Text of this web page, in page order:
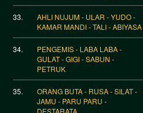
33.
AHLI NUJUM - ULAR - YUDO -
KAMAR MANDI - TALI - ABIYASA
34.
PENGEMIS - LABA LABA -
GULAT - GIGI - SABUN -
PETRUK
35.
ORANG BUTA - RUSA - SILAT -
JAMU - PARU PARU -
DESTARATA